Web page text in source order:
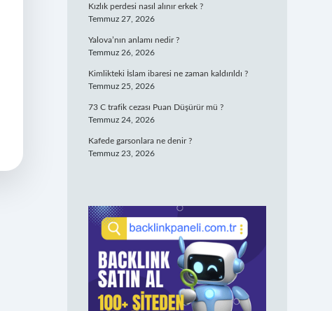
Kızlık perdesi nasıl alınır erkek ?
Temmuz 27, 2026
Yalova’nın anlamı nedir ?
Temmuz 26, 2026
Kimlikteki İslam ibaresi ne zaman kaldırıldı ?
Temmuz 25, 2026
73 C trafik cezası Puan Düşürür mü ?
Temmuz 24, 2026
Kafede garsonlara ne denir ?
Temmuz 23, 2026